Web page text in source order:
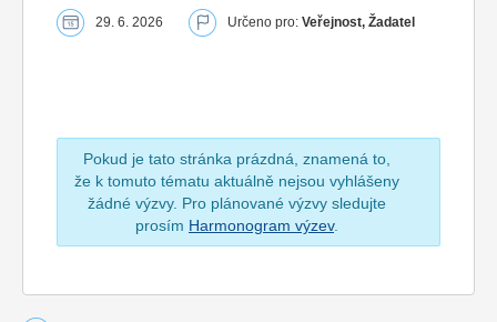
29. 6. 2026 Určeno pro: Veřejnost, Žadatel
Pokud je tato stránka prázdná, znamená to,
že k tomuto tématu aktuálně nejsou vyhlášeny
žádné výzvy. Pro plánované výzvy sledujte
prosím Harmonogram výzev.